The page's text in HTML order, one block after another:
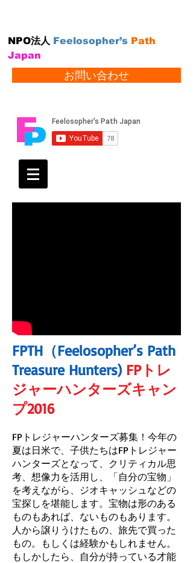
NPO法人 Feelosopher’s Path
Japan
お問い合わせ
FPTH（Feelosopher’s Path
Treasure Hunters) FPトレ
ジャーハンターズキャン
プ2016
FPトレジャーハンターズ募集！今年の
夏は日米で、子供たちはFPトレジャー
ハンターズとなって、クリティカル思
考、想像力を活用し、「自分の宝物」
を考えながら、ジオキャッシュなどの
宝探しを堪能します。宝物は形のある
ものもあれば、ないものもあります。
人から譲りうけたもの、旅先で買った
もの。もしくは経験かもしれません。
もしかしたら、自分が持っている才能